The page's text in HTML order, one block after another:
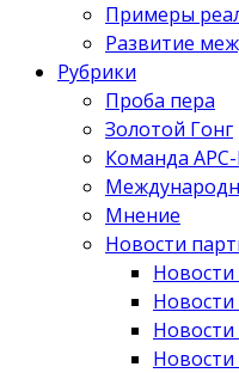
Примеры
Развитие
Рубрики
Проба пера
Золотой Гонг
Команда
Мнение
Новости
Новости
Новости